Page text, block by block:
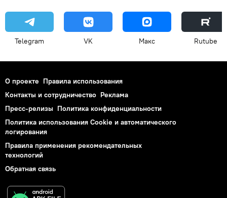
Telegram VK Макс Rutube
О проекте Правила использования
Контакты и сотрудничество Реклама
Пресс-релизы Политика конфиденциальности
Политика использования Cookie и автоматического
логирования
Правила применения рекомендательных
технологий
Обратная связь